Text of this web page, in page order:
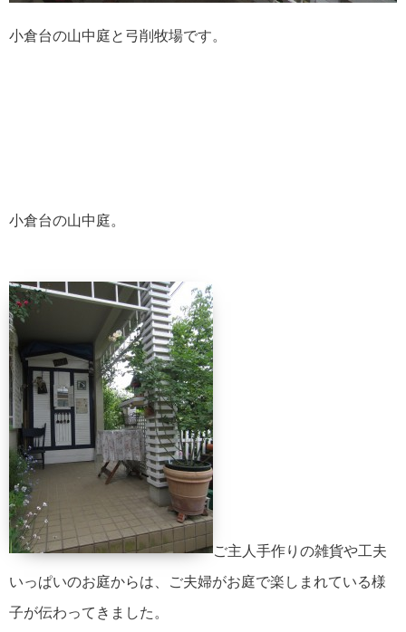
小倉台の山中庭と弓削牧場です。
小倉台の山中庭。
ご主人手作りの雑貨や工夫
いっぱいのお庭からは、ご夫婦がお庭で楽しまれている様
子が伝わってきました。